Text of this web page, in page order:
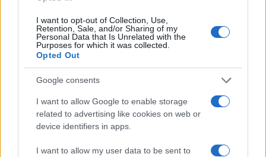
I want to opt-out of Collection, Use,
Retention, Sale, and/or Sharing of my
Personal Data that Is Unrelated with the
Purposes for which it was collected.
Opted Out
Google consents
I want to allow Google to enable storage
related to advertising like cookies on web or
device identifiers in apps.
I want to allow my user data to be sent to
ακολουθούμενη από την XBB.1.16 (11%) και την EG.5.1